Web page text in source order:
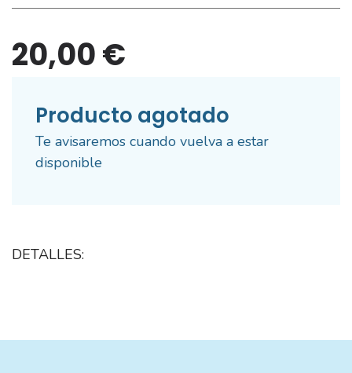
20,00 €
Producto agotado
Te avisaremos cuando vuelva a estar
disponible
DETALLES: